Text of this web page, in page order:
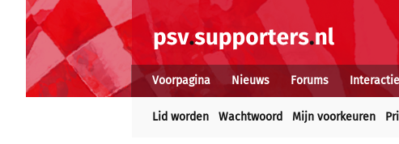
Voorpagina Nieuws Forums
Lid worden Wachtwoord Mijn voorkeuren